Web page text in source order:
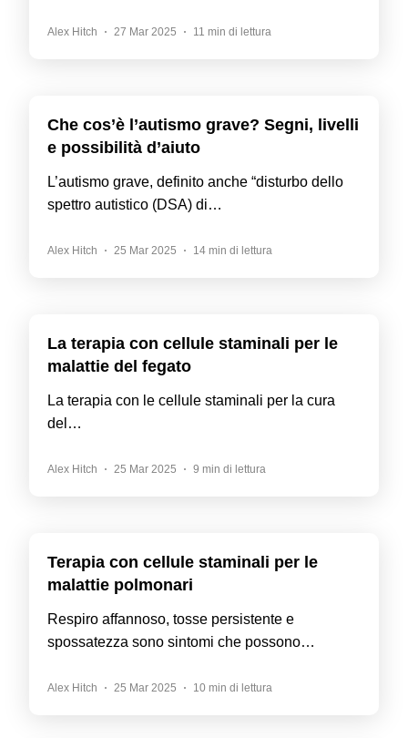
Alex Hitch 27 Mar 2025 11 min di lettura
Che cos’è l’autismo grave? Segni, livelli
e possibilità d’aiuto
L’autismo grave, definito anche “disturbo dello
spettro autistico (DSA) di…
Alex Hitch 25 Mar 2025 14 min di lettura
La terapia con cellule staminali per le
malattie del fegato
La terapia con le cellule staminali per la cura
del…
Alex Hitch 25 Mar 2025 9 min di lettura
Terapia con cellule staminali per le
malattie polmonari
Respiro affannoso, tosse persistente e
spossatezza sono sintomi che possono…
Alex Hitch 25 Mar 2025 10 min di lettura